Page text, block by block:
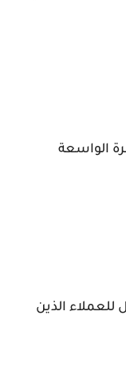
الواسعة
للعملاء الذين